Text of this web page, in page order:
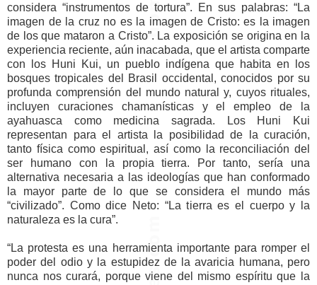
considera “instrumentos de tortura”. En sus palabras: “La
imagen de la cruz no es la imagen de Cristo: es la imagen
de los que mataron a Cristo”. La exposición se origina en la
experiencia reciente, aún inacabada, que el artista comparte
con los Huni Kui, un pueblo indígena que habita en los
bosques tropicales del Brasil occidental, conocidos por su
profunda comprensión del mundo natural y, cuyos rituales,
incluyen curaciones chamanísticas y el empleo de la
ayahuasca como medicina sagrada. Los Huni Kui
representan para el artista la posibilidad de la curación,
tanto física como espiritual, así como la reconciliación del
ser humano con la propia tierra. Por tanto, sería una
alternativa necesaria a las ideologías que han conformado
la mayor parte de lo que se considera el mundo más
“civilizado”. Como dice Neto: “La tierra es el cuerpo y la
naturaleza es la cura”.
“La protesta es una herramienta importante para romper el
poder del odio y la estupidez de la avaricia humana, pero
nunca nos curará, porque viene del mismo espíritu que la